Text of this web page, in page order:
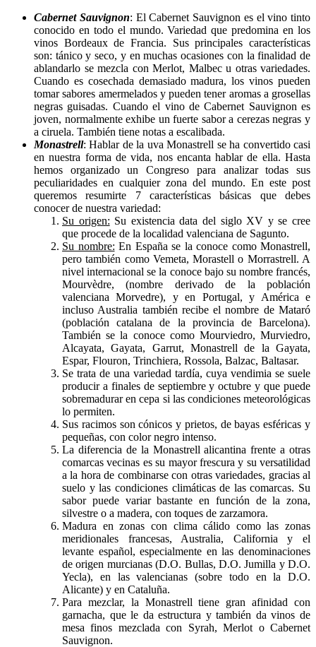
Cabernet Sauvignon: El Cabernet Sauvignon es el vino tinto
conocido en todo el mundo. Variedad que predomina en los
vinos Bordeaux de Francia. Sus principales características
son: tánico y seco, y en muchas ocasiones con la finalidad de
ablandarlo se mezcla con Merlot, Malbec u otras variedades.
Cuando es cosechada demasiado madura, los vinos pueden
tomar sabores amermelados y pueden tener aromas a grosellas
negras guisadas. Cuando el vino de Cabernet Sauvignon es
joven, normalmente exhibe un fuerte sabor a cerezas negras y
a ciruela. También tiene notas a escalibada.
Monastrell: Hablar de la uva Monastrell se ha convertido casi
en nuestra forma de vida, nos encanta hablar de ella. Hasta
hemos organizado un Congreso para analizar todas sus
peculiaridades en cualquier zona del mundo. En este post
queremos resumirte 7 características básicas que debes
conocer de nuestra variedad:
Su origen: Su existencia data del siglo XV y se cree
que procede de la localidad valenciana de Sagunto.
Su nombre: En España se la conoce como Monastrell,
pero también como Vemeta, Morastell o Morrastrell. A
nivel internacional se la conoce bajo su nombre francés,
Mourvèdre, (nombre derivado de la población
valenciana Morvedre), y en Portugal, y América e
incluso Australia también recibe el nombre de Mataró
(población catalana de la provincia de Barcelona).
También se la conoce como Mourviedro, Murviedro,
Alcayata, Gayata, Garrut, Monastrell de la Gayata,
Espar, Flouron, Trinchiera, Rossola, Balzac, Baltasar.
Se trata de una variedad tardía, cuya vendimia se suele
producir a finales de septiembre y octubre y que puede
sobremadurar en cepa si las condiciones meteorológicas
lo permiten.
Sus racimos son cónicos y prietos, de bayas esféricas y
pequeñas, con color negro intenso.
La diferencia de la Monastrell alicantina frente a otras
comarcas vecinas es su mayor frescura y su versatilidad
a la hora de combinarse con otras variedades, gracias al
suelo y las condiciones climáticas de las comarcas. Su
sabor puede variar bastante en función de la zona,
silvestre o a madera, con toques de zarzamora.
Madura en zonas con clima cálido como las zonas
meridionales francesas, Australia, California y el
levante español, especialmente en las denominaciones
de origen murcianas (D.O. Bullas, D.O. Jumilla y D.O.
Yecla), en las valencianas (sobre todo en la D.O.
Alicante) y en Cataluña.
Para mezclar, la Monastrell tiene gran afinidad con
garnacha, que le da estructura y también da vinos de
mesa finos mezclada con Syrah, Merlot o Cabernet
Sauvignon.